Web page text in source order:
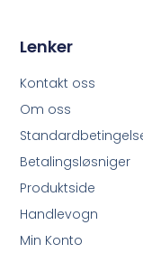
Lenker
Kontakt oss
Om oss
Betalingsløsniger
Produktside
Handlevogn
Min Konto